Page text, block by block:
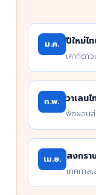
ม.ค. ปีใหม่ไ
เคาท์ดา
ก.พ. วาเลนไ
พักผ่อน
เม.ย. สงกรา
เทศกาล